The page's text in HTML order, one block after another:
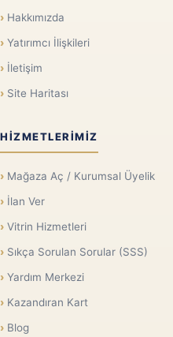
Hakkımızda
Yatırımcı İlişkileri
İletişim
Site Haritası
HIZMETLERIMIZ
Mağaza Aç / Kurumsal Üyelik
İlan Ver
Vitrin Hizmetleri
Sıkça Sorulan Sorular (SSS)
Yardım Merkezi
Kazandıran Kart
Blog